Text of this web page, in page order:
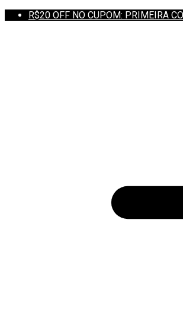
R$20 OFF NO CUPOM: PRIMEIRA